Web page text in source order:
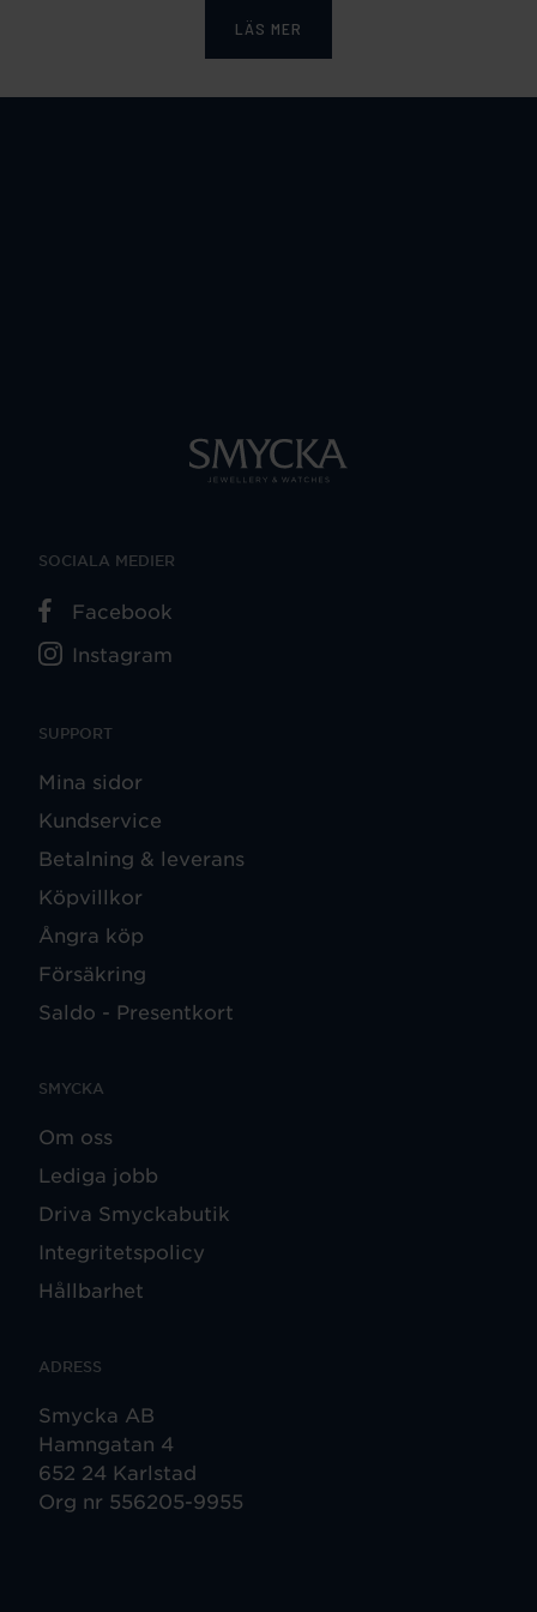
LÄS MER
SUPPORT
Mina sidor
Kundservice
Betalning & leverans
Köpvillkor
Ångra köp
Försäkring
Saldo - Presentkort
SMYCKA
Om oss
Lediga jobb
Driva Smyckabutik
Integritetspolicy
Hållbarhet
ADRESS
Smycka AB
Hamngatan 4
652 24 Karlstad
Org nr 556205-9955
SOCIALA MEDIER
Facebook
Instagram